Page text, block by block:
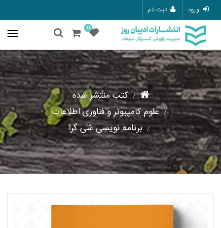
ورود ثبت نام
0
کتب منتشر شده
علوم کامپیوتر و فناوری اطلاعات
برنامه نویسی شی گرا